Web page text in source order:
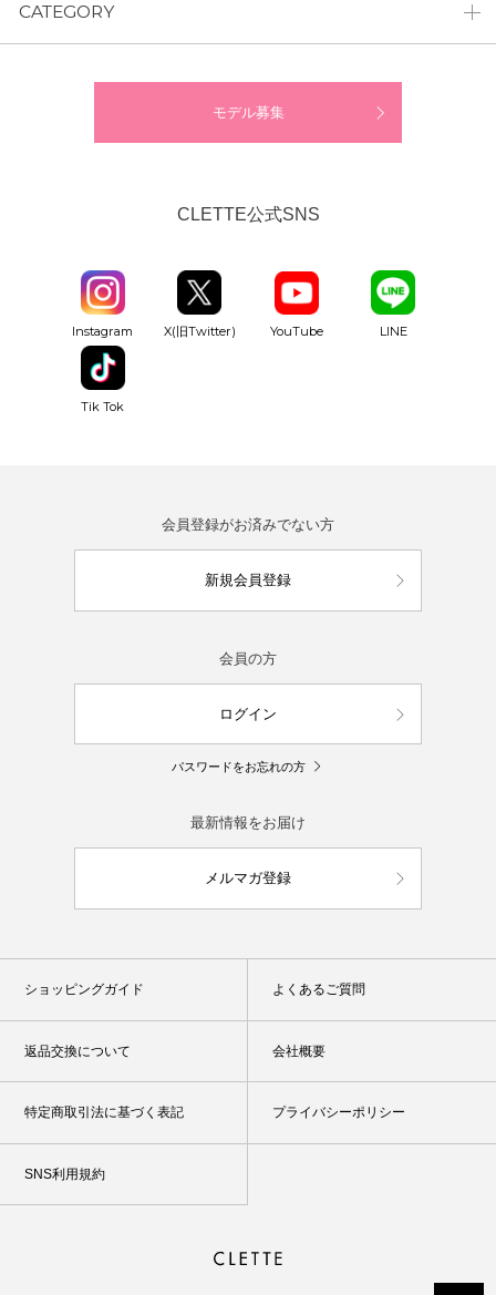
CATEGORY
モデル募集
CLETTE公式SNS
Instagram X(旧Twitter) YouTube LINE
Tik Tok
会員登録がお済みでない方
新規会員登録
会員の方
ログイン
パスワードをお忘れの方
最新情報をお届け
メルマガ登録
ショッピングガイド よくあるご質問
返品交換について 会社概要
特定商取引法に基づく表記 プライバシーポリシー
SNS利用規約